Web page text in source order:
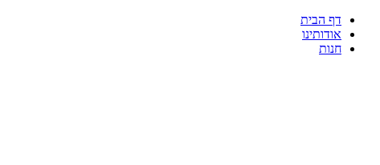
דף הבית
אודותינו
חנות